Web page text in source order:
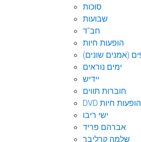
סוכות
שבועות
חב"ד
הופעות חיות
(אמנים שונים)
ימים נוראים
יידיש
חוברות תווים
DVD הופעות חיות
ישי ריבו
אברהם פריד
שלמה קרליבך